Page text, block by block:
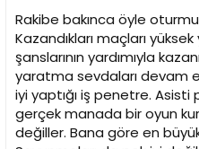
Rakibe bakınca öyle
Kazandıkları maçları
şanslarının yardımıyla
yaratma sevdaları devam
iyi yaptığı iş penetre.
gerçek manada bir oyun
değiller. Bana göre en